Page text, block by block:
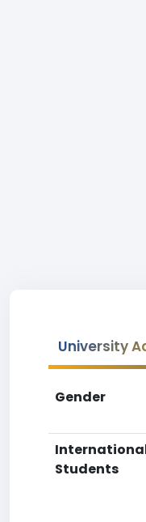
University
Gender
Students